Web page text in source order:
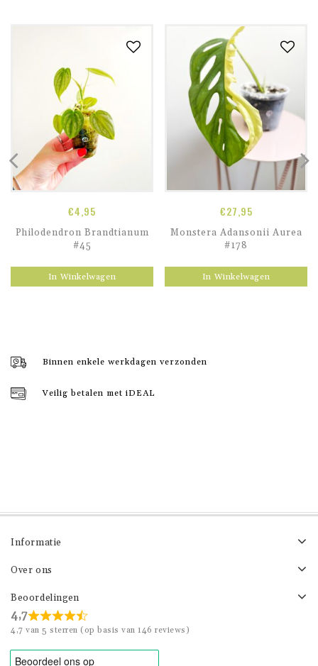
€4,95
Philodendron Brandtianum
#45
In Winkelwagen
€27,95
Monstera Adansonii Aurea
#178
In Winkelwagen
Binnen enkele werkdagen verzonden
Veilig betalen met iDEAL
Informatie
Over ons
Beoordelingen
4,7
4,7 van 5 sterren (op basis van 146 reviews)